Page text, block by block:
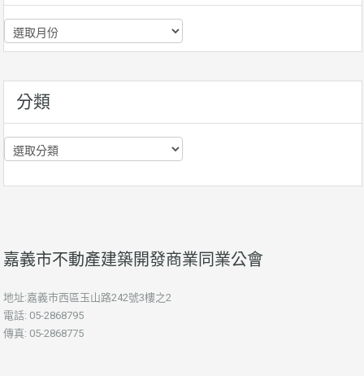
歷
史
分類
分
類
嘉義市不動產建築開發商業同業公會
地址:嘉義市西區玉山路242號3樓之2
電話: 05-2868795
傳真: 05-2868775